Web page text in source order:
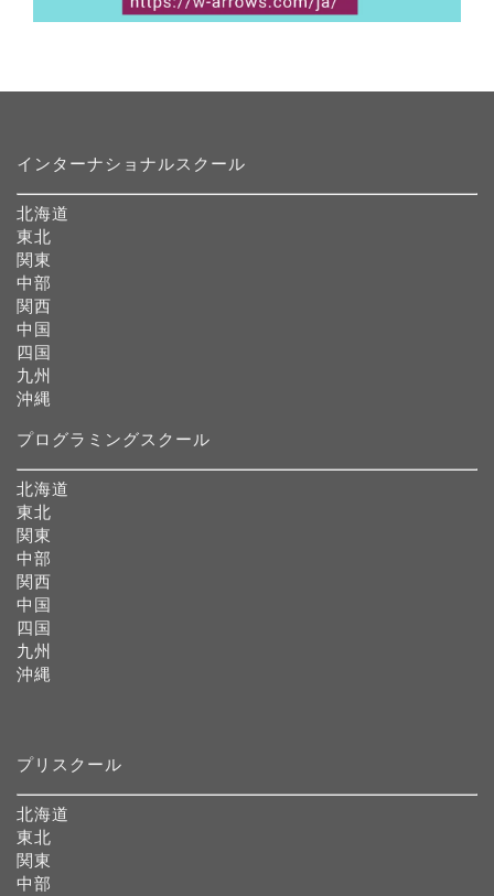
インターナショナルスクール
北海道
東北
関東
中部
関西
中国
四国
九州
沖縄
プログラミングスクール
北海道
東北
関東
中部
関西
中国
四国
九州
沖縄
プリスクール
北海道
東北
関東
中部